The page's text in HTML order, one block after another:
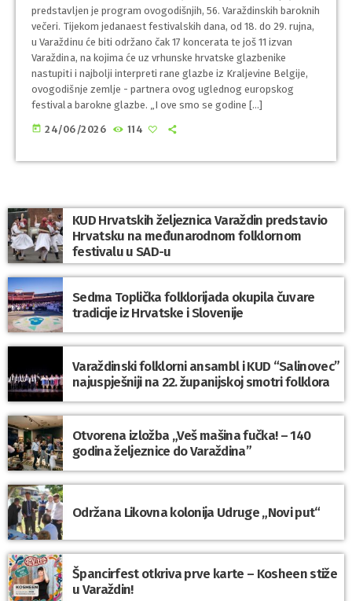
predstavljen je program ovogodišnjih, 56. Varaždinskih baroknih
večeri. Tijekom jedanaest festivalskih dana, od 18. do 29. rujna,
u Varaždinu će biti održano čak 17 koncerata te još 11 izvan
Varaždina, na kojima će uz vrhunske hrvatske glazbenike
nastupiti i najbolji interpreti rane glazbe iz Kraljevine Belgije,
ovogodišnje zemlje - partnera ovog uglednog europskog
festivala barokne glazbe. „I ove smo se godine […]
today 24/06/2026 114
KUD Hrvatskih željeznica Varaždin predstavio
Hrvatsku na međunarodnom folklornom
festivalu u SAD-u
Sedma Toplička folklorijada okupila čuvare
tradicije iz Hrvatske i Slovenije
Varaždinski folklorni ansambl i KUD “Salinovec”
najuspješniji na 22. županijskoj smotri folklora
Otvorena izložba „Veš mašina fučka! – 140
godina željeznice do Varaždina”
Održana Likovna kolonija Udruge „Novi put“
Špancirfest otkriva prve karte – Kosheen stiže
u Varaždin!